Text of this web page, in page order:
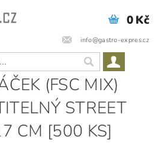
info@gastro-expres.cz
0 Kč
(FSC MIX)
STREET
CM [500 KS]